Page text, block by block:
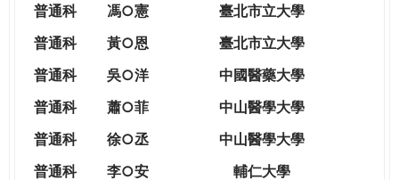
CITIZENSHIP
普通科
馮○憲
臺北市立大學
普通科
黃○恩
臺北市立大學
普通科 吳○洋
中國醫藥大學
普通科
蕭○菲
中山醫學大學
普通科
徐○丞
中山醫學大學
普通科
李○安
輔仁大學